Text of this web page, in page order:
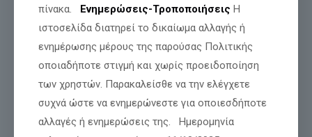
πίνακα. Ενημερώσεις-Τροποποιήσεις Η
ιστοσελίδα διατηρεί το δικαίωμα αλλαγής ή
ενημέρωσης μέρους της παρούσας Πολιτικής
οποιαδήποτε στιγμή και χωρίς προειδοποίηση
των χρηστών. Παρακαλείσθε να την ελέγχετε
συχνά ώστε να ενημερώνεστε για οποιεσδήποτε
αλλαγές ή ενημερώσεις της. Ημερομηνία